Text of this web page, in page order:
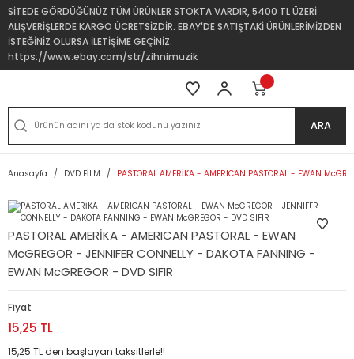
SİTEDE GÖRDÜĞÜNÜZ TÜM ÜRÜNLER STOKTA VARDIR, 5400 TL ÜZERİ
ALIŞVERİŞLERDE KARGO ÜCRETSİZDİR. EBAY'DE SATIŞTAKİ ÜRÜNLERİMİZDEN
İSTEĞİNİZ OLURSA İLETİŞİME GEÇİNİZ.
https://www.ebay.com/str/zihnimuzik
ARA
Anasayfa DVD FİLM PASTORAL AMERİKA - AMERICAN PASTORAL - EWAN
PASTORAL AMERİKA - AMERICAN PASTORAL - EWAN
McGREGOR - JENNIFER CONNELLY - DAKOTA FANNING -
EWAN McGREGOR - DVD SIFIR
Fiyat
15,25 TL
15,25 TL den başlayan taksitlerle!!